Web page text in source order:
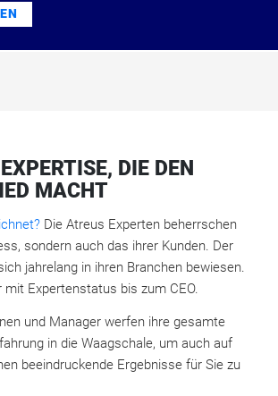
DIE DEN
MACHT
Die Atreus Experten beherrschen
sondern auch das ihrer Kunden. Der
jahrelang in ihren Branchen bewiesen.
Expertenstatus bis zum CEO.
und Manager werfen ihre gesamte
in die Waagschale, um auch auf
beeindruckende Ergebnisse für Sie zu